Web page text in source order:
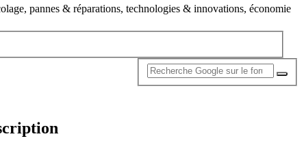
pannes & réparations, technologies & innovations, économie